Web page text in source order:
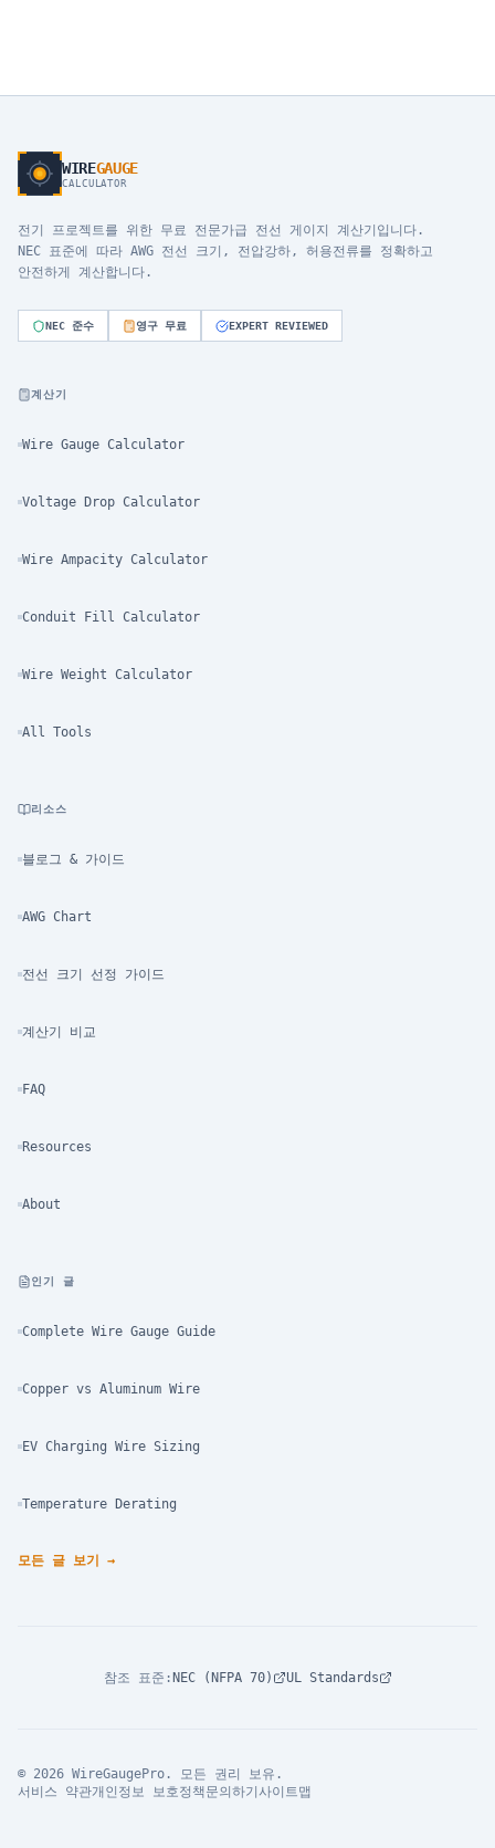
WIREGAUGE
CALCULATOR
전기 프로젝트를 위한 무료 전문가급 전선 게이지 계산기입니다.
NEC 표준에 따라 AWG 전선 크기, 전압강하, 허용전류를 정확하고
안전하게 계산합니다.
NEC 준수 영구 무료 EXPERT REVIEWED
계산기
Wire Gauge Calculator
Voltage Drop Calculator
Wire Ampacity Calculator
Conduit Fill Calculator
Wire Weight Calculator
All Tools
리소스
블로그 & 가이드
AWG Chart
전선 크기 선정 가이드
계산기 비교
FAQ
Resources
About
인기 글
Complete Wire Gauge Guide
Copper vs Aluminum Wire
EV Charging Wire Sizing
Temperature Derating
모든 글 보기 →
참조 표준 : NEC (NFPA 70) UL Standards
© 2026 WireGaugePro. 모든 권리 보유.
서비스 약관개인정보 보호정책 문의하기 사이트맵